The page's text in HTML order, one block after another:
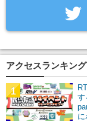
アクセスランキング
す
1